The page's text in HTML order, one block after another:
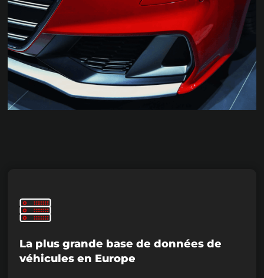
La plus grande base de données de
véhicules en Europe